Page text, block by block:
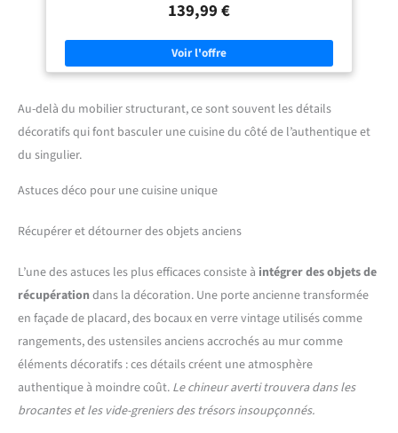
y glisser des tabourets Dimensions globales : Longueur 120 cm x largeur
139,99 €
Au-delà du mobilier structurant, ce sont souvent les détails
décoratifs qui font basculer une cuisine du côté de l’authentique et
du singulier.
Astuces déco pour une cuisine unique
Récupérer et détourner des objets anciens
L’une des astuces les plus efficaces consiste à intégrer des objets de
récupération dans la décoration. Une porte ancienne transformée
en façade de placard, des bocaux en verre vintage utilisés comme
rangements, des ustensiles anciens accrochés au mur comme
éléments décoratifs : ces détails créent une atmosphère
authentique à moindre coût. Le chineur averti trouvera dans les
brocantes et les vide-greniers des trésors insoupçonnés.